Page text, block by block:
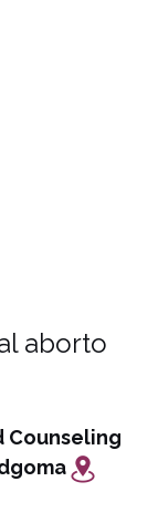
aborto
Counseling